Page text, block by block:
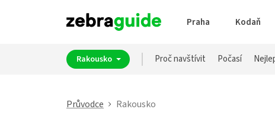
Praha Kodaň
Rakousko Proč navštívit Počasí
Průvodce Rakousko